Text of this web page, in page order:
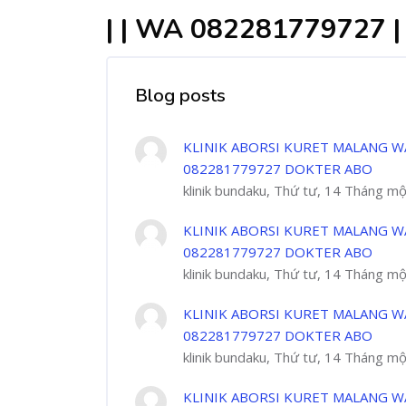
| | WA 082281779727
Blog posts
KLINIK ABORSI KURET MALANG
082281779727 DOKTER ABO
klinik bundaku, Thứ tư, 14 Tháng
KLINIK ABORSI KURET MALANG
082281779727 DOKTER ABO
klinik bundaku, Thứ tư, 14 Tháng
KLINIK ABORSI KURET MALANG
082281779727 DOKTER ABO
klinik bundaku, Thứ tư, 14 Tháng
KLINIK ABORSI KURET MALANG